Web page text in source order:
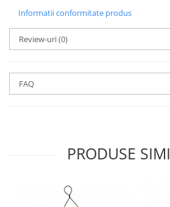
Informatii conformitate produs
Review-uri(0)
FAQ
PRODUSE